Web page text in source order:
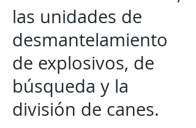
las unidades de
desmantelamiento
de explosivos, de
búsqueda y la
división de canes.